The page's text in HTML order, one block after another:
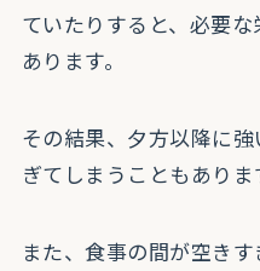
ていたりすると、必要
あります。
その結果、夕方以降に
ぎてしまうこともありま
また、食事の間が空き